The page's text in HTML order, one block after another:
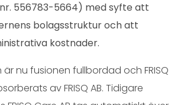
556783-5664) med syfte att
bolagsstruktur och att
kostnader.
är nu fusionen fullbordad och FRISQ
av FRISQ AB. Tidigare